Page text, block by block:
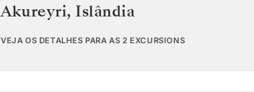
Akureyri, Islândia
VEJA OS DETALHES PARA AS 2 EXCURSIONS